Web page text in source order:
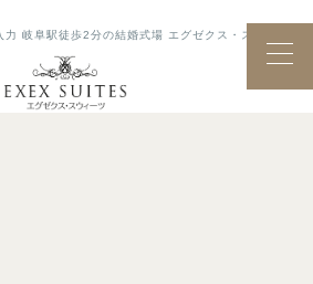
力 岐阜駅徒歩2分の結婚式場 エグゼクス・スウィーツ